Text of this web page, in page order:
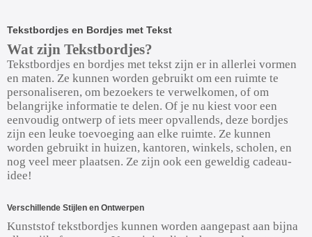
Tekstbordjes en Bordjes met Tekst
Wat zijn Tekstbordjes?
Tekstbordjes en bordjes met tekst zijn er in allerlei vormen
en maten. Ze kunnen worden gebruikt om een ruimte te
personaliseren, om bezoekers te verwelkomen, of om
belangrijke informatie te delen. Of je nu kiest voor een
eenvoudig ontwerp of iets meer opvallends, deze bordjes
zijn een leuke toevoeging aan elke ruimte. Ze kunnen
worden gebruikt in huizen, kantoren, winkels, scholen, en
nog veel meer plaatsen. Ze zijn ook een geweldig cadeau-
idee!
Verschillende Stijlen en Ontwerpen
Kunststof tekstbordjes kunnen worden aangepast aan bijna